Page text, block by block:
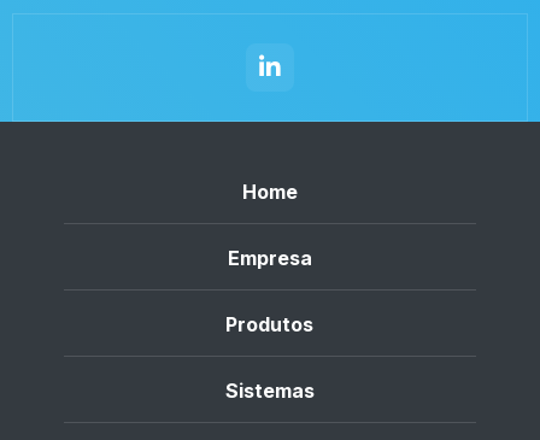
Home
Empresa
Produtos
Sistemas